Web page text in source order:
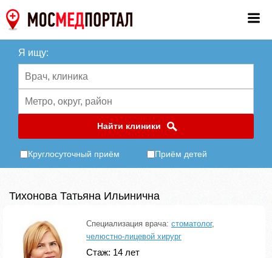
Я ищу:
Найти клиники
Круглосуточный приём Приём детей
Тихонова Татьяна Ильинична
Специализация врача: стоматолог,
челюстно-лицевой хирург
Стаж: 14 лет